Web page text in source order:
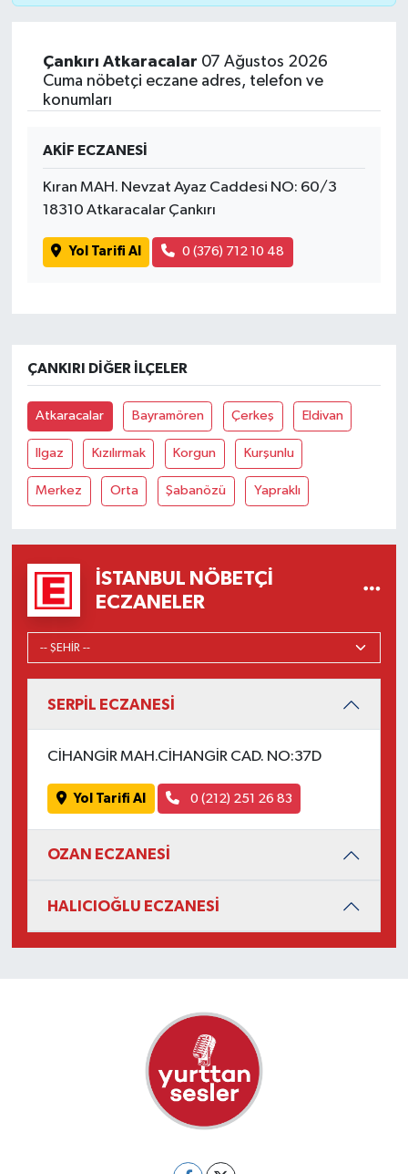
Çankırı Atkaracalar 07 Ağustos 2026
Cuma nöbetçi eczane adres, telefon ve
konumları
AKİF ECZANESİ
Kıran MAH. Nevzat Ayaz Caddesi NO: 60/3
18310 Atkaracalar Çankırı
Yol Tarifi Al 0 (376) 712 10 48
ÇANKIRI DIĞER İLÇELER
Atkaracalar Bayramören Çerkeş Eldivan
Ilgaz Kızılırmak Korgun Kurşunlu
Merkez Orta Şabanözü Yapraklı
İSTANBUL NÖBETÇI
ECZANELER
SERPİL ECZANESİ
CİHANGİR MAH.CİHANGİR CAD. NO:37D
Yol Tarifi Al 0 (212) 251 26 83
OZAN ECZANESİ
HALICIOĞLU ECZANESİ